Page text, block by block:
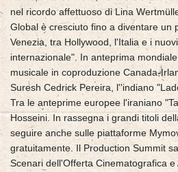
nel ricordo affettuoso di Lina
Global è cresciuto fino a diventare un
Venezia, tra Hollywood, l'Italia e i
internazionale". In anteprima
musicale in coproduzione Canada-
Suresh Cedrick Pereira, l''indiano
Tra le anteprime europee l'iraniano
Hosseini. In rassegna i grandi titoli
seguire anche sulle piattaforme
gratuitamente. Il Production Summit
Scenari dell'Offerta Cinematografica e